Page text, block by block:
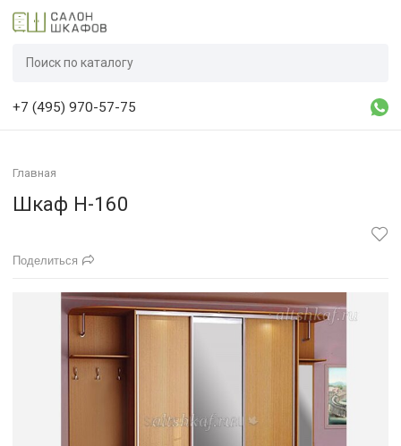
+7 (495) 970-57-75
Главная
Шкаф Н-160
Поделиться